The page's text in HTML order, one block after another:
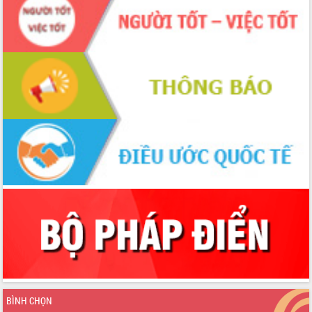
2026-2031
Đảm bảo cuộc bầu cử đại biểu Quốc
hội và đại biểu HĐND các cấp diễn ra
an toàn, hiệu quả, đúng quy định
Thủ tướng Chính phủ Phạm Minh Chính
kiểm tra, chỉ đạo hoàn thành các dự
án cao tốc và thăm khu tái định cư tại
Đắk Lắk
Sôi nổi Hội đua ngựa truyền thống Gò
Thì Thùng mừng Xuân Bính Ngọ 2026
Lãnh đạo tỉnh dâng hương tưởng niệm
tại Đập Đồng Cam đầu Xuân Bính Ngọ
Ngành nông nghiệp phấn đấu tăng
UBND tỉnh Đắk Lắk triển khai công tác
quốc phòng, quân sự địa phương năm
Đắk Lắk tập trung toàn lực khắc phục
tồn tại IUU, sẵn sàng làm việc với
Đoàn thanh tra EC
Chủ tịch UBND tỉnh Tạ Anh Tuấn thăm,
BÌNH CHỌN